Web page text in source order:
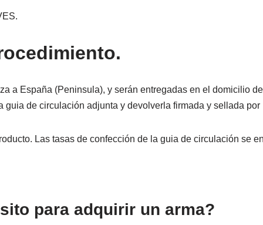
a España (Peninsula), y serán entregadas en el domicilio
de circulación adjunta y devolverla firmada y sellada
Las tasas de confección de la guia de circulación se
para adquirir un arma?